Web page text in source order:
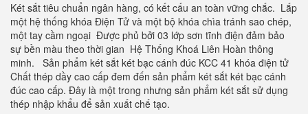
Két sắt tiêu chuẩn ngân hàng, có kết cấu an toàn vững chắc. Lắp
một hệ thống khóa Điện Tử và một bộ khóa chìa tránh sao chép,
một tay cầm ngoại Được phủ bởi 03 lớp sơn tĩnh điện đảm bảo
sự bền màu theo thời gian Hệ Thống Khoá Liên Hoàn thông
minh. Sản phẩm két sắt két bạc cánh đúc KCC 41 khóa điện tử
Chất thép dầy cao cấp đem đến sản phẩm két sắt két bạc cánh
đúc cao cấp. Đây là một trong nhưng sản phẩm két sắt sử dụng
thép nhập khẩu để sản xuất chế tạo.